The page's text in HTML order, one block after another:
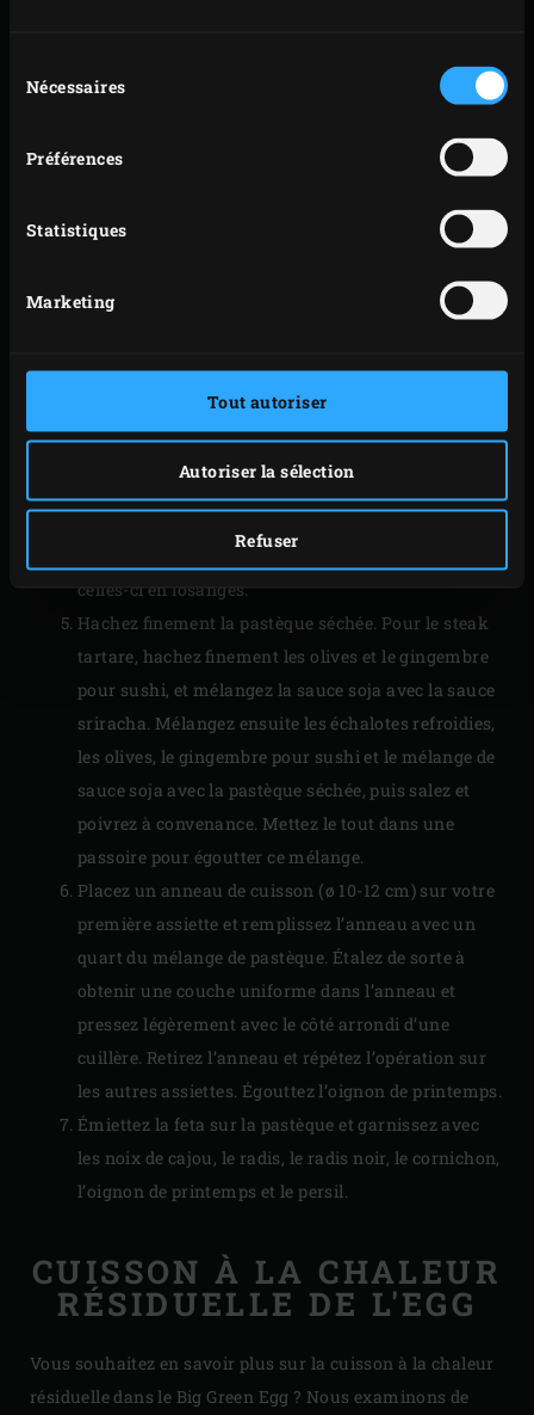
duNécessaires
Préférences
Statistiques
Marketing
Tout autoriser
Autoriser la sélection
Refuser
cajou dans la sauteuse et faites-les rôtir pendant
Remuez régulièrement pour qu’elles ne brûlent pas.
les.
Coupez l’oignon de printemps en fines lamelles
dans le sens de la longueur puis coupez-les en
morceaux d’environ 4 centimètres de long. Placez
d’épaisseur dans le sens de la longueur puis coupez
celles-ci en losanges.
Hachez finement la pastèque séchée. Pour le steak
tartare, hachez finement les olives et le gingembre
pour sushi, et mélangez la sauce soja avec la sauce
sriracha. Mélangez ensuite les échalotes refroidies,
les olives, le gingembre pour sushi et le mélange de
sauce soja avec la pastèque séchée, puis salez et
poivrez à convenance. Mettez le tout dans une
passoire pour égoutter ce mélange.
Placez un anneau de cuisson (ø 10-12 cm) sur votre
première assiette et remplissez l’anneau avec un
quart du mélange de pastèque. Étalez de sorte à
obtenir une couche uniforme dans l’anneau et
pressez légèrement avec le côté arrondi d’une
cuillère. Retirez l’anneau et répétez l’opération sur
les autres assiettes. Égouttez l’oignon de printemps.
Émiettez la feta sur la pastèque et garnissez avec
les noix de cajou, le radis, le radis noir, le cornichon,
l’oignon de printemps et le persil.
CUISSON À LA CHALEUR
RÉSIDUELLE DE L'EGG
Vous souhaitez en savoir plus sur la cuisson à la chaleur
résiduelle dans le Big Green Egg ? Nous examinons de